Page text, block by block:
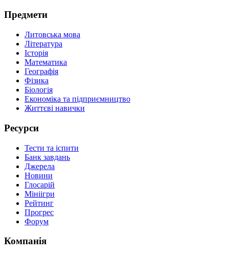
Предмети
Литовська мова
Література
Історія
Математика
Географія
Фізика
Біологія
Економіка та підприємництво
Життєві навички
Ресурси
Тести та іспити
Банк завдань
Джерела
Новини
Глосарій
Мініігри
Рейтинг
Прогрес
Форум
Компанія